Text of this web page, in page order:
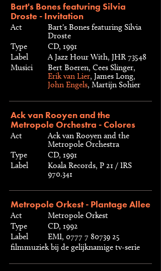
Bart's Bones featuring Silvia
Droste - Invitation
Act
Bart's Bones featuring Silvia
Droste
Type
CD, 1991
Label
A Jazz Hour With, JHR 73548
Musici
Bert Boeren, Cees Slinger,
Erik van Lier, James Long,
John Engels, Martijn Sohier
Ack van Rooyen and the
Metropole Orchestra - Colores
Act
Ack van Rooyen and the
Metropole Orchestra
Type
CD, 1991
Label
Koala Records, P 21 / IRS
970.341
Metropole Orkest - Plantage Allee
Act
Metropole Orkest
Type
CD, 1992
Label
EMI, 0777 7 80739 25
filmmuziek bij de gelijknamige tv-serie